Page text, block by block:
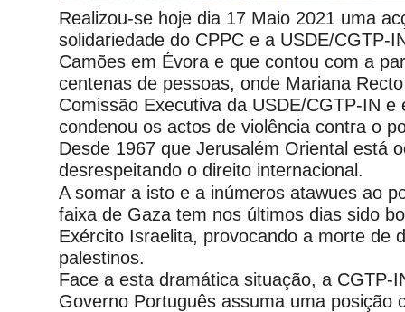
Realizou-se hoje dia 17 Maio 2021 uma
solidariedade do CPPC e a USDE/CGTP-
Camões em Évora e que contou com a
centenas de pessoas, onde Mariana
Comissão Executiva da USDE/CGTP-IN e
condenou os actos de violência contra o
Desde 1967 que Jerusalém Oriental está
desrespeitando o direito internacional.
A somar a isto e a inúmeros atawues ao
faixa de Gaza tem nos últimos dias sido
Exército Israelita, provocando a morte de
palestinos.
Face a esta dramática situação, a CGTP-
Governo Português assuma uma posição